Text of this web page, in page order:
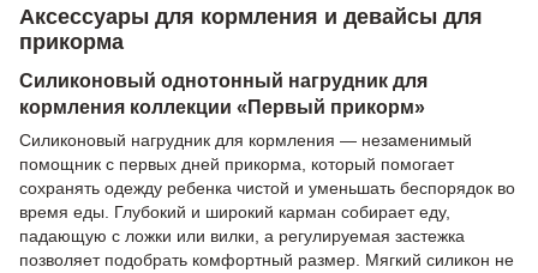
Аксессуары для кормления и девайсы для
прикорма
Силиконовый однотонный нагрудник для
кормления коллекции «Первый прикорм»
Силиконовый нагрудник для кормления — незаменимый
помощник с первых дней прикорма, который помогает
сохранять одежду ребенка чистой и уменьшать беспорядок во
время еды. Глубокий и широкий карман собирает еду,
падающую с ложки или вилки, а регулируемая застежка
позволяет подобрать комфортный размер. Мягкий силикон не